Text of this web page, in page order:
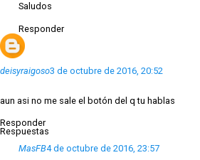
Saludos
Responder
deisyraigoso3 de octubre de 2016, 20:52
aun asi no me sale el botón del q tu hablas
Responder
Respuestas
MasFB4 de octubre de 2016, 23:57